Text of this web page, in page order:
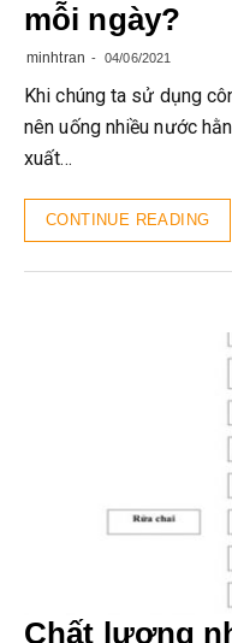
mỗi ngày?
minhtran 04/06/2021
Khi chúng ta sử dụng
nên uống nhiều nước
xuất…
CONTINUE READING
Chất lượng